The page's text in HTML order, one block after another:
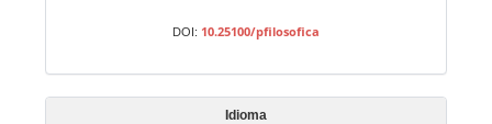
t
í
DOI: 10.25100/pfilosofica
Idioma